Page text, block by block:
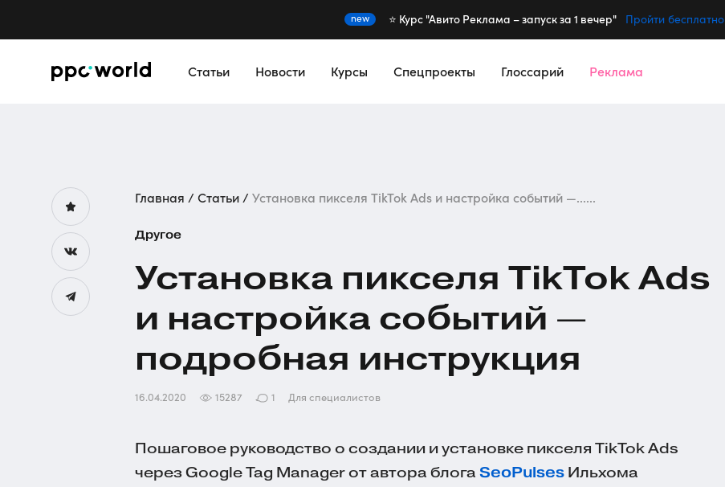
new ⭐️ Курс "Авито Реклама – запуск за 1 вечер" Пройти бесплатно
Статьи Новости Курсы Спецпроекты Глоссарий Реклама
Главная Статьи Установка пикселя TikTok Ads и настройка событий —......
Другое
Установка пикселя TikTok Ads
и настройка событий —
подробная инструкция
16.04.2020 15287 1 Для специалистов
Пошаговое руководство о создании и установке пикселя TikTok Ads
через Google Tag Manager от автора блога SeoPulses Ильхома